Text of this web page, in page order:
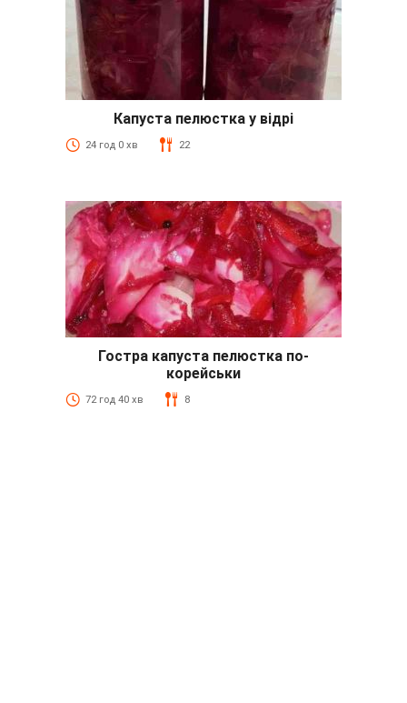
Капуста пелюстка у відрі
24 год 0 хв 22
Гостра капуста пелюстка по-
корейськи
72 год 40 хв 8